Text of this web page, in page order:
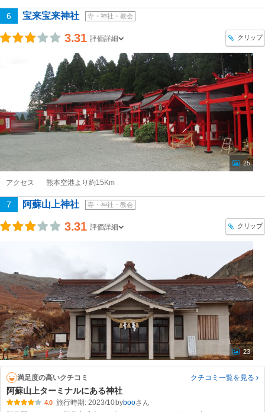
6 宝来宝来神社 寺・神社・教会
3.31 評価詳細 クリップ
25
アクセス 熊本空港より約15Km
7 阿蘇山上神社 寺・神社・教会
3.31 評価詳細 クリップ
23
満足度の高いクチコミ クチコミ一覧を見る
阿蘇山上ターミナルにある神社
4.0 旅行時期: 2023/10byboo